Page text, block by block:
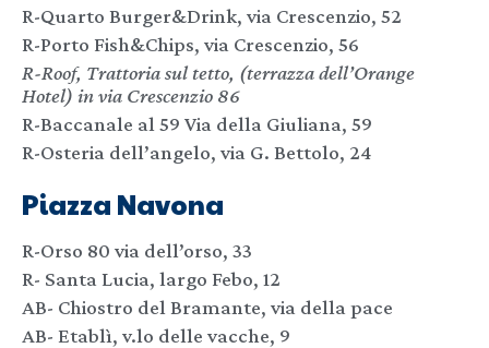
R-Quarto Burger&Drink, via Crescenzio, 52
R-Porto Fish&Chips, via Crescenzio, 56
R-Roof, Trattoria sul tetto, (terrazza dell’Orange
Hotel) in via Crescenzio 86
R-Baccanale al 59 Via della Giuliana, 59
R-Osteria dell’angelo, via G. Bettolo, 24
Piazza Navona
R-Orso 80 via dell’orso, 33
R- Santa Lucia, largo Febo, 12
AB- Chiostro del Bramante, via della pace
AB- Etablì, v.lo delle vacche, 9